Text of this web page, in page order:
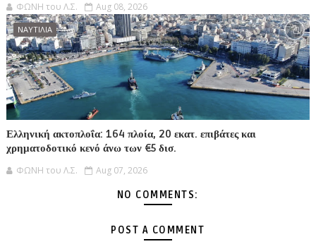
ΦΩΝΗ του Λ.Σ. Aug 08, 2026
ΝΑΥΤΙΛΙΑ
Ελληνική ακτοπλοΐα: 164 πλοία, 20 εκατ. επιβάτες και
χρηματοδοτικό κενό άνω των €5 δισ.
ΦΩΝΗ του Λ.Σ. Aug 07, 2026
NO COMMENTS:
POST A COMMENT